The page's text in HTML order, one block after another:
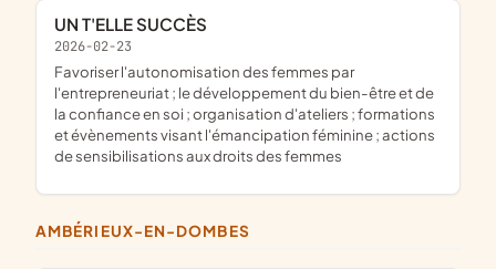
UN T'ELLE SUCCÈS
2026-02-23
favoriser l'autonomisation des femmes par
l'entrepreneuriat ; le développement du bien-être et de
la confiance en soi ; organisation d'ateliers ; formations
et évènements visant l'émancipation féminine ; actions
de sensibilisations aux droits des femmes
AMBÉRIEUX-EN-DOMBES